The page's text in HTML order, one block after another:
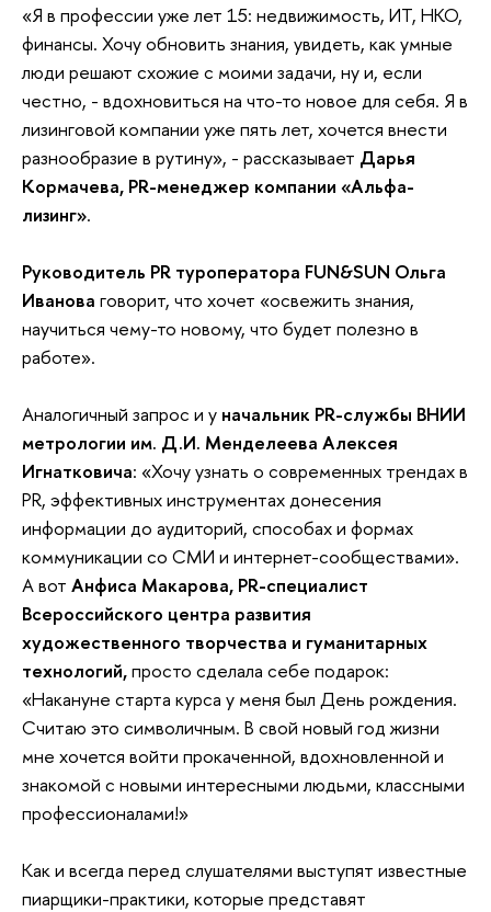
«Я в профессии уже лет 15: недвижимость, ИТ, НКО,
финансы. Хочу обновить знания, увидеть, как умные
люди решают схожие с моими задачи, ну и, если
честно, - вдохновиться на что-то новое для себя. Я в
лизинговой компании уже пять лет, хочется внести
разнообразие в рутину», - рассказывает Дарья
Кормачева, PR-менеджер компании «Альфа-
лизинг».
Руководитель PR туроператора FUN&SUN Ольга
Иванова говорит, что хочет «освежить знания,
научиться чему-то новому, что будет полезно в
работе».
Аналогичный запрос и у начальник PR-службы ВНИИ
метрологии им. Д.И. Менделеева Алексея
Игнатковича: «Хочу узнать о современных трендах в
PR, эффективных инструментах донесения
информации до аудиторий, способах и формах
коммуникации со СМИ и интернет-сообществами».
А вот Анфиса Макарова, PR-специалист
Всероссийского центра развития
художественного творчества и гуманитарных
технологий,просто сделала себе подарок:
«Накануне старта курса у меня был День рождения.
Считаю это символичным. В свой новый год жизни
мне хочется войти прокаченной, вдохновленной и
знакомой с новыми интересными людьми, классными
профессионалами!»
Как и всегда перед слушателями выступят известные
пиарщики-практики, которые представят